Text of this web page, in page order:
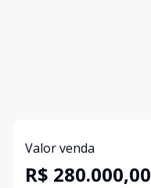
Valor venda
R$ 280.000,00